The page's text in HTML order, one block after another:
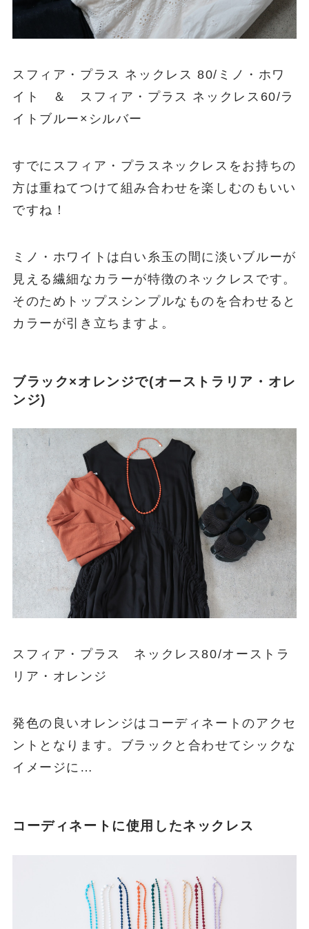
海岸線をゆっくりドライブコーディネート
スフィア・プラス ネックレス 80/ミノ・ホワ
イト ＆ スフィア・プラス ネックレス60/ラ
すでにスフィア・プラスネックレスをお持ちの
ですね！
ミノ・ホワイトは白い糸玉の間に淡いブルーが
見える繊細なカラーが特徴のネックレスです。
そのためトップスシンプルなものを合わせると
カラーが引き立ちますよ。
ブラック×オレンジで(オーストラリア・オレ
スフィア・プラス ネックレス80/オーストラ
リア・オレンジ